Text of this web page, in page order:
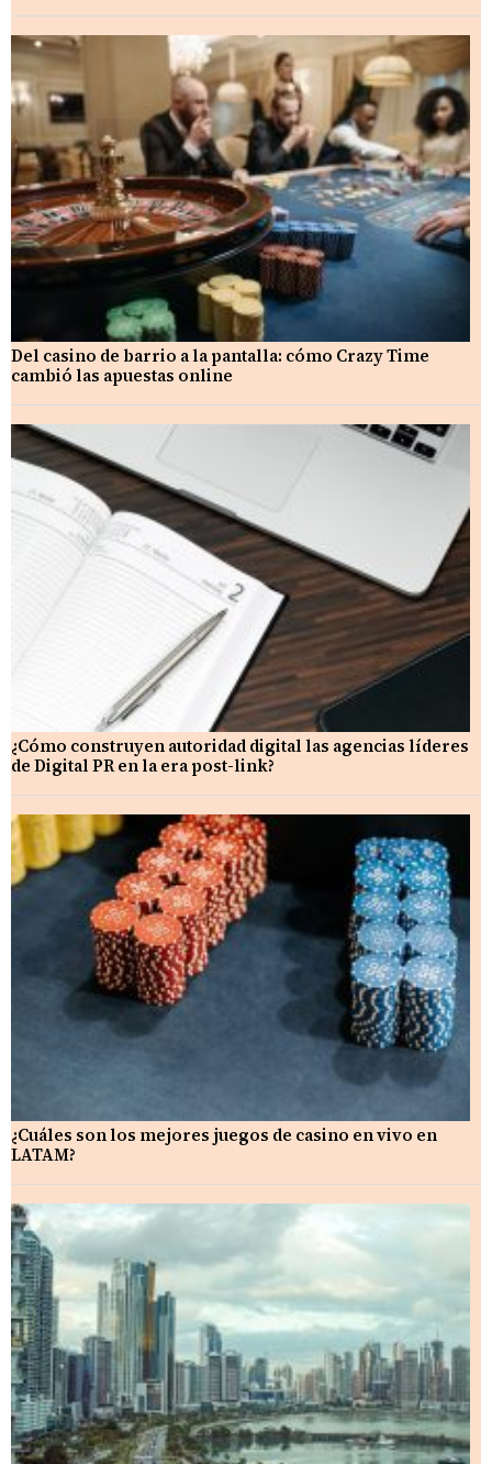
Del casino de barrio a la pantalla: cómo Crazy Time
cambió las apuestas online
¿Cómo construyen autoridad digital las agencias líderes
de Digital PR en la era post-link?
¿Cuáles son los mejores juegos de casino en vivo en
LATAM?